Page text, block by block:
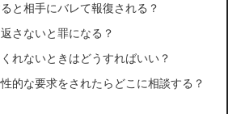
と相手にバレて報復される？
さないと罪になる？
れないときはどうすればいい？
的な要求をされたらどこに相談する？